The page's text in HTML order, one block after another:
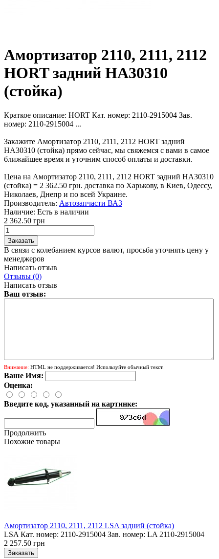
Амортизатор 2110, 2111, 2112
HORT задний HA30310
(стойка)
Краткое описание: HORT Кат. номер: 2110-2915004 Зав.
номер: 2110-2915004 ...
Закажите Амортизатор 2110, 2111, 2112 HORT задний
HA30310 (стойка) прямо сейчас, мы свяжемся с вами в самое
ближайшее время и уточним способ оплаты и доставки.
Цена на Амортизатор 2110, 2111, 2112 HORT задний HA30310
(стойка) = 2 362.50 грн. доставка по Харькову, в Киев, Одессу,
Николаев, Днепр и по всей Украине.
Производитель: Автозапчасти ВАЗ
Наличие: Есть в наличии
2 362.50 грн
В связи с колебанием курсов валют, просьба уточнять цену у
менеджеров
Написать отзыв
Отзывы (0)
Написать отзыв
Ваш отзыв:
Внимание: HTML не поддерживается! Используйте обычный текст.
Ваше Имя:
Оценка:
Введите код, указанный на картинке:
Продолжить
Похожие товары
Амортизатор 2110, 2111, 2112 LSA задний (стойка)
LSA Кат. номер: 2110-2915004 Зав. номер: LA 2110-2915004
2 257.50 грн